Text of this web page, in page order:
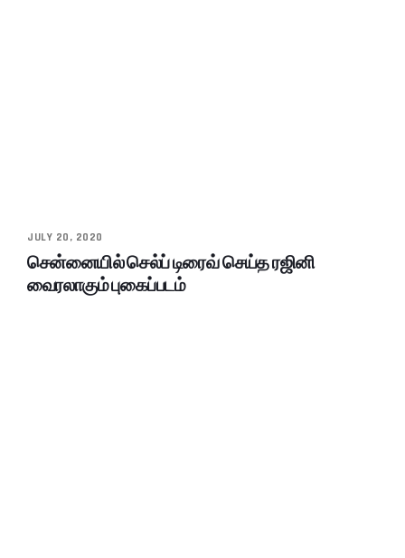
JULY 20, 2020
சென்னையில் செல்ப் டிரைவ் செய்த ரஜினி
வைரலாகும் புகைப்படம்